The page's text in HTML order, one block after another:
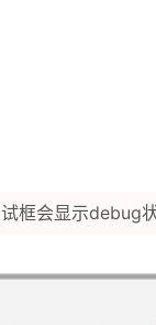
框会显示debug